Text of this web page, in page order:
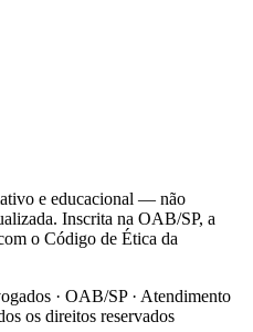
e educacional — não
Inscrita na OAB/SP, a
o Código de Ética da
· OAB/SP · Atendimento
os direitos reservados